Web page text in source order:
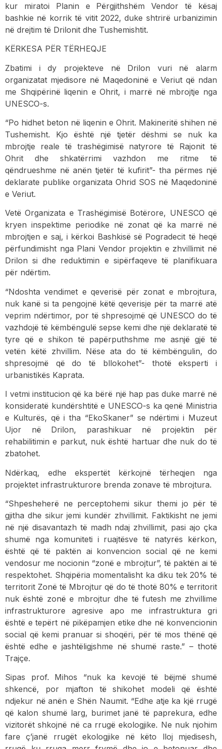
kur miratoi Planin e Përgjithshëm Vendor të kësaj
bashkie në korrik të vitit 2022, duke shtrirë urbanizimin
në drejtim të Drilonit dhe Tushemishtit.
KËRKESA PËR TËRHEQJE
Zbatimi i dy projekteve në Drilon vuri në alarm
organizatat mjedisore në Maqedoninë e Veriut që ndan
me Shqipërinë liqenin e Ohrit, i marrë në mbrojtje nga
UNESCO-s.
“Po hidhet beton në liqenin e Ohrit. Makineritë shihen në
Tushemisht. Kjo është një tjetër dëshmi se nuk ka
mbrojtje reale të trashëgimisë natyrore të Rajonit të
Ohrit dhe shkatërrimi vazhdon me ritme të
qëndrueshme në anën tjetër të kufirit”- tha përmes një
deklarate publike organizata Ohrid SOS në Maqedoninë
e Veriut.
Vetë Organizata e Trashëgimisë Botërore, UNESCO që
kryen inspektime periodike në zonat që ka marrë në
mbrojtjen e saj, i kërkoi Bashkisë së Pogradecit të heqë
përfundimisht nga Plani Vendor projektin e zhvillimit në
Drilon si dhe reduktimin e sipërfaqeve të planifikuara
për ndërtim.
“Ndoshta vendimet e qeverisë për zonat e mbrojtura,
nuk kanë si ta pengojnë këtë qeverisje për ta marrë atë
veprim ndërtimor, por të shpresojmë që UNESCO do të
vazhdojë të këmbëngulë sepse kemi dhe një deklaratë të
tyre që e shikon të papërputhshme me asnjë gjë të
vetën këtë zhvillim. Nëse ata do të këmbëngulin, do
shpresojmë që do të bllokohet”- thotë eksperti i
urbanistikës Kaprata.
I vetmi institucion që ka bërë një hap pas duke marrë në
konsideratë kundërshtitë e UNESCO-s ka qenë Ministria
e Kulturës, që i tha “EkoSkaner” se ndërtimi i Muzeut
Ujor në Drilon, parashikuar në projektin për
rehabilitimin e parkut, nuk është hartuar dhe nuk do të
zbatohet.
Ndërkaq, edhe ekspertët kërkojnë tërheqjen nga
projektet infrastrukturore brenda zonave të mbrojtura.
“Shpesheherë ne perceptohemi sikur themi jo për të
gjitha dhe sikur jemi kundër zhvillimit. Faktikisht ne jemi
në një disavantazh të madh ndaj zhvillimit, pasi ajo çka
shumë nga komuniteti i ruajtësve të natyrës kërkon,
është që të paktën ai konvencion social që ne kemi
vendosur me nocionin “zonë e mbrojtur”, të paktën ai të
respektohet. Shqipëria momentalisht ka diku tek 20% të
territorit Zonë të Mbrojtur që do të thotë 80% e territorit
nuk është zonë e mbrojtur dhe të futesh me zhvillime
infrastrukturore agresive apo me infrastruktura gri
është e tepërt në pikëpamjen etike dhe në konvencionin
social që kemi pranuar si shoqëri, për të mos thënë që
është edhe e jashtëligjshme në shumë raste.” – thotë
Trajçe.
Sipas prof. Mihos “nuk ka kevojë të bëjmë shumë
shkencë, por mjafton të shikohet modeli që është
ndjekur në anën e Shën Naumit. “Edhe atje ka kjë rrugë
që kalon shumë larg, burimet janë të paprekura, edhe
vizitorët shkojnë në ca rrugë ekologjike. Ne nuk njohim
fare ç’janë rrugët ekologjike në këto lloj mjedisesh,